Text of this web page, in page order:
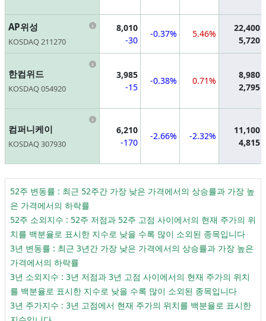
AP위성
KOSDAQ 211270
Information
8,010
-30
-0.37% 5.46%
22,400
5,720
한컴위드
KOSDAQ 054920
Information
3,985
-15
-0.38% 0.71%
8,980
2,795
컴퍼니케이
KOSDAQ 307930
Information
6,210
-170
-2.66% -2.32%
11,100
4,815
52주 변동률 : 최근 52주간 가장 낮은 가격에서의 상승률과 가장 높
은 가격에서의 하락률
52주 소외지수 : 52주 저점과 52주 고점 사이에서의 현재 주가의 위
치를 백분율로 표시한 지수로 낮을 수록 많이 소외된 종목입니다
3년 변동률 : 최근 3년간 가장 낮은 가격에서의 상승률과 가장 높은
가격에서의 하락률
3년 소외지수 : 3년 저점과 3년 고점 사이에서의 현재 주가의 위치
를 백분율로 표시한 지수로 낮을 수록 많이 소외된 종목입니다
3년 주가지수 : 3년 고점에서 현재 주가의 위치를 백분율로 표시한